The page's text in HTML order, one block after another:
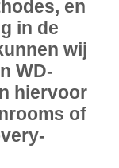
en
in de
wij
WD-
hiervoor
of